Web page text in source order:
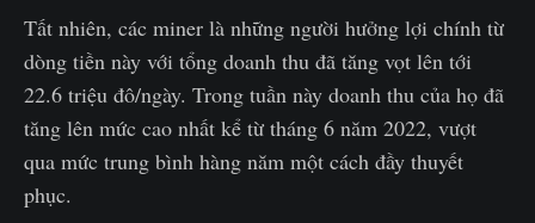
Tất nhiên, các miner là những người hưởng lợi chính từ
dòng tiền này với tổng doanh thu đã tăng vọt lên tới
22.6 triệu đô/ngày. Trong tuần này doanh thu của họ đã
tăng lên mức cao nhất kể từ tháng 6 năm 2022, vượt
qua mức trung bình hàng năm một cách đầy thuyết
phục.